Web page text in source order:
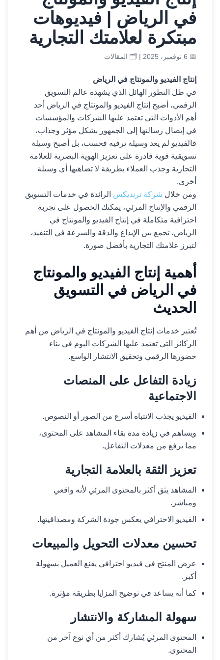
في الرياض | فيديوهات
مبتكرة لعلامتك التجارية
📅 6 نوفمبر، 2025 | 🗂️ المقالات
إنتاج الفيديو والمونتاج في الرياض
في ظل التطور الهائل الذي يشهده عالم التسويق
الرقمي، أصبح إنتاج الفيديو والمونتاج في الرياض أحد
أهم الأدوات التي تعتمد عليها الشركات والمؤسسات
في إيصال رسالتها إلى الجمهور بشكل مؤثر وجذاب،
فالفيديو لم يعد وسيلة ترفيه فحسب، بل أصبح وسيلة
تسويقية قوية قادرة على تعزيز الهوية البصرية للعلامة
التجارية وجذب العملاء بطريقة لا تضاهيها أي وسيلة
أخرى.
ومن خلال شركة ترنديكس الرائدة في خدمات التسويق
الرقمي والإنتاج المرئي، يمكنك الحصول على تجربة
احترافية متكاملة في إنتاج الفيديو والمونتاج في
الرياض، تجمع بين الإبداع والدقة والسرعة في التنفيذ،
لتبرز علامتك التجارية بأفضل صورة.
أهمية إنتاج الفيديو والمونتاج
في الرياض في التسويق
الحديث
تُعتبر خدمات إنتاج الفيديو والمونتاج في الرياض من أهم
الركائز التي تعتمد عليها الشركات اليوم في بناء
حضورها الرقمي وتحقيق الانتشار الواسع.
زيادة التفاعل على المنصات
الاجتماعية
الفيديو يجذب الانتباه أسرع من الصور أو النصوص.
ويساهم في زيادة مدة بقاء المشاهد على المحتوى،
مما يرفع من معدلات التفاعل.
تعزيز الثقة بالعلامة التجارية
المشاهد يثق أكثر بالمحتوى المرئي لأنه واقعي
ومباشر.
الفيديو الاحترافي يعكس جودة الشركة ومصداقيتها.
تحسين معدلات التحويل والمبيعات
عرض المنتج في فيديو احترافي يقنع العميل بسهولة
أكبر.
كما أنه يساعد في توضيح المزايا بطريقة مؤثرة.
سهولة المشاركة والانتشار
المحتوى المرئي يُشارك أكثر من أي نوع آخر من
المحتوى.